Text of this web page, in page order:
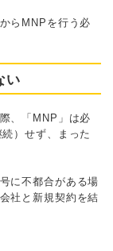
らMNPを行う必
い
、「MNP」は必
）せず、まった
に不都合がある場
社と新規契約を結